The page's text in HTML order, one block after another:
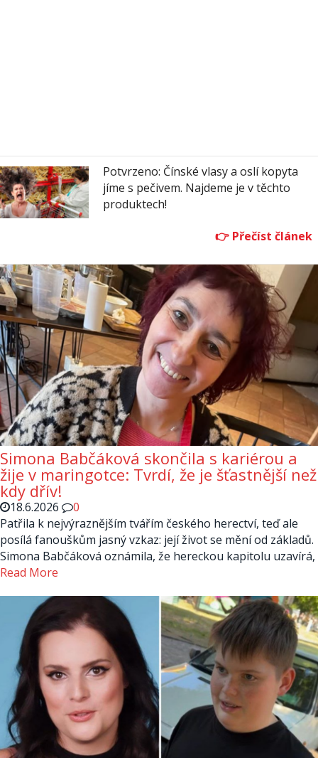
Potvrzeno: Čínské vlasy a oslí kopyta
jíme s pečivem. Najdeme je v těchto
produktech!
Simona Babčáková skončila s kariérou a
žije v maringotce: Tvrdí, že je šťastnější než
kdy dřív!
18.6.2026
0
Patřila k nejvýraznějším tvářím českého herectví, teď ale
posílá fanouškům jasný vzkaz: její život se mění od základů.
Simona Babčáková oznámila, že hereckou kapitolu uzavírá,
Read More